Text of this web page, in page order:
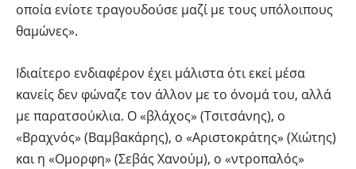
οποία ενίοτε τραγουδούσε μαζί με τους υπόλοιπους
θαμώνες».
Ιδιαίτερο ενδιαφέρον έχει μάλιστα ότι εκεί μέσα
κανείς δεν φώναζε τον άλλον με το όνομά του, αλλά
με παρατσούκλια. Ο «βλάχος» (Τσιτσάνης), ο
«Βραχνός» (Βαμβακάρης), ο «Αριστοκράτης» (Χιώτης)
και η «Ομορφη» (Σεβάς Χανούμ), ο «ντροπαλός»